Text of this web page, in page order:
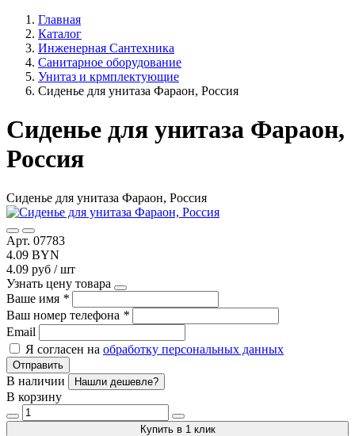
Главная
Каталог
Инженерная Сантехника
Санитарное оборудование
Унитаз и крмплектующие
Сиденье для унитаза Фараон, Россия
Сиденье для унитаза Фараон,
Россия
Сиденье для унитаза Фараон, Россия
Арт. 07783
4.09 BYN
4.09 руб / шт
Узнать цену товара
Ваше имя *
Ваш номер телефона *
Email
Я согласен на обработку персональных данных
Отправить
В наличии Нашли дешевле?
В корзину
Купить в 1 клик